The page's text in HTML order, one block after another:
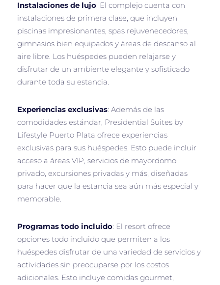
Instalaciones de lujo: El complejo cuenta con
instalaciones de primera clase, que incluyen
piscinas impresionantes, spas rejuvenecedores,
gimnasios bien equipados y áreas de descanso al
aire libre. Los huéspedes pueden relajarse y
disfrutar de un ambiente elegante y sofisticado
durante toda su estancia.
Experiencias exclusivas: Además de las
comodidades estándar, Presidential Suites by
Lifestyle Puerto Plata ofrece experiencias
exclusivas para sus huéspedes. Esto puede incluir
acceso a áreas VIP, servicios de mayordomo
privado, excursiones privadas y más, diseñadas
para hacer que la estancia sea aún más especial y
memorable.
Programas todo incluido: El resort ofrece
opciones todo incluido que permiten a los
huéspedes disfrutar de una variedad de servicios y
actividades sin preocuparse por los costos
adicionales. Esto incluye comidas gourmet,